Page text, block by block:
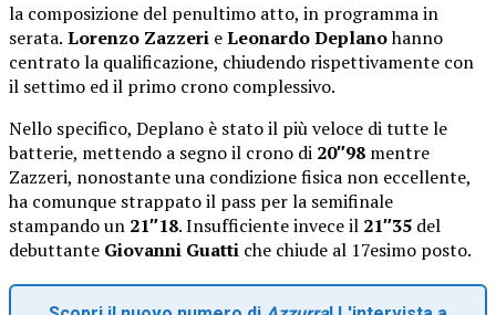
la composizione del penultimo atto, in programma in
serata. Lorenzo Zazzeri eLeonardo Deplanohanno
centrato la qualificazione, chiudendo rispettivamente con
il settimo ed il primo crono complessivo.
Nello specifico, Deplano è stato il più veloce di tutte le
batterie, mettendo a segno il crono di 20″98 mentre
Zazzeri, nonostante una condizione fisica non eccellente,
ha comunque strappato il pass per la semifinale
stampando un 21″18. Insufficiente invece il 21″35 del
debuttante Giovanni Guatti che chiude al 17esimo posto.